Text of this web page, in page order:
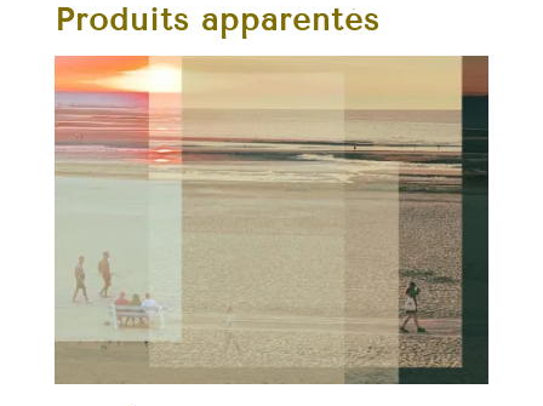
Produits apparentés